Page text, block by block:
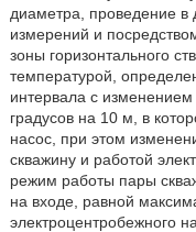
диаметра, проведение
измерений и
зоны горизонтального
температурой,
интервала с
градусов на 10 м, в
насос, при этом
скважину и работой
режим работы пары
на входе, равной
электроцентробежного